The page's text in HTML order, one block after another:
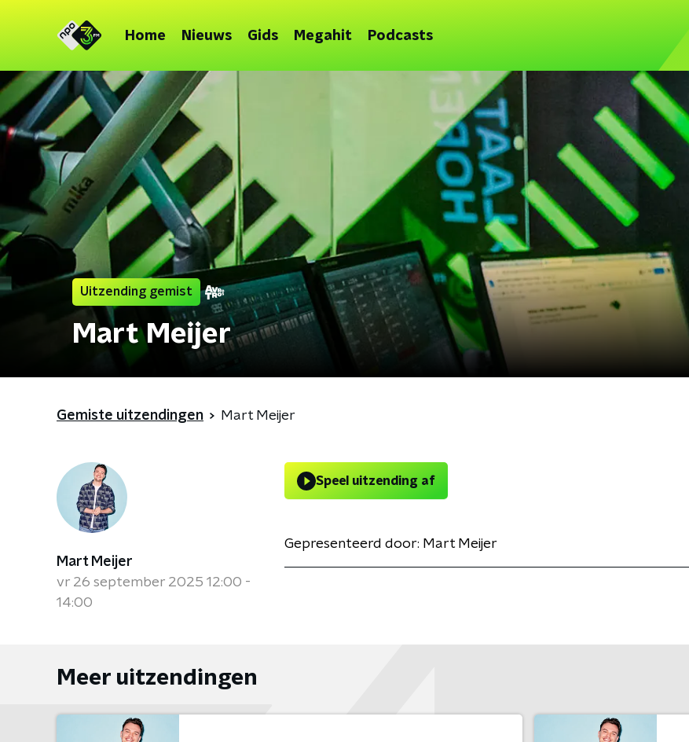
Home Nieuws Gids Megahit Podcasts
Uitzending gemist
Mart Meijer
Gemiste uitzendingen Mart Meijer
Mart Meijer
vr 26 september 2025 12:00 -
14:00
Speel uitzending af
Gepresenteerd door: Mart Meijer
Meer uitzendingen